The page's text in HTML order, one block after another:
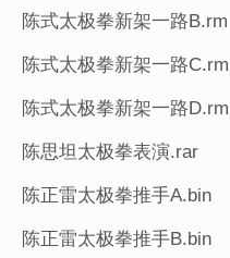
陈式太极拳新架一路B.rm
陈式太极拳新架一路C.rm
陈式太极拳新架一路D.rm
陈思坦太极拳表演.rar
陈正雷太极拳推手A.bin
陈正雷太极拳推手B.bin